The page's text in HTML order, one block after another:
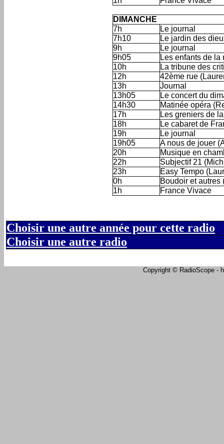
DIMANCHE
7h
Le journal
7h10
Le jardin des
9h
Le journal
9h05
Les enfants de
10h
La tribune des
12h
42ème rue
13h
Journal
13h05
Le concert du
14h30
Matinée opéra
17h
Les greniers de
18h
Le cabaret de
19h
Le journal
19h05
A nous de jouer
20h
Musique en
22h
Subjectif 21
23h
Easy Tempo
0h
Boudoir et autres
1h
France Vivace
Choisir une autre année pour cette radio
Choisir une autre radio
Copyright © RadioScope -